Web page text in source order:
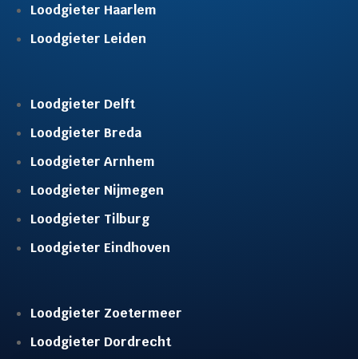
Loodgieter Haarlem
Loodgieter Leiden
Loodgieter Delft
Loodgieter Breda
Loodgieter Arnhem
Loodgieter Nijmegen
Loodgieter Tilburg
Loodgieter Eindhoven
Loodgieter Zoetermeer
Loodgieter Dordrecht